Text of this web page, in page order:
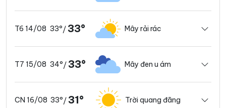
T6 14/08 33°/ 33° Mây rải rác
T7 15/08 34°/ 33° Mây đen u ám
CN 16/08 33°/ 31° Trời quang đãng